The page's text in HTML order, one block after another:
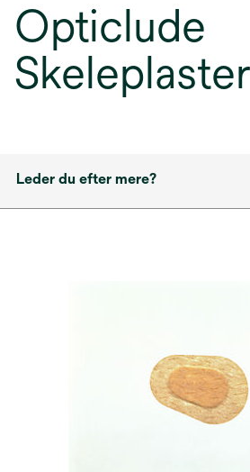
Opticlude
Skeleplaster
Leder du efter mere?